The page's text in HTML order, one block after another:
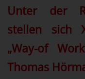
Unter der
stellen sich
„Way-of
Thomas